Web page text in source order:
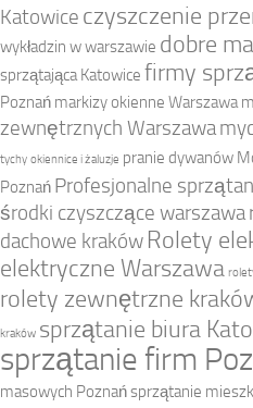
Katowice czyszczenie
wykładzin w warszawie dobre
sprzątająca Katowice firmy
Poznań markizy okienne Warszawa
zewnętrznych Warszawa
tychy okiennice i żaluzje pranie dywanów
Poznań Profesjonalne
środki czyszczące warszawa
dachowe kraków Rolety
elektryczne Warszawa
rolety zewnętrzne
kraków sprzątanie biura
sprzątanie firm
masowych Poznańsprzątanie